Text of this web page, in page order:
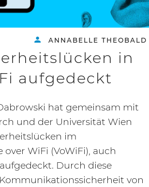
ANNABELLE THEOBALD
in
aufgedeckt
hat gemeinsam mit
und der Universität Wien
im
WiFi (VoWiFi), auch
Durch diese
von